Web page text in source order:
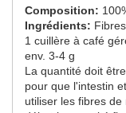
Composition:
Ingrédients:
1 cuillère à café
env. 3-4 g
La quantité doit
pour que l'intestin
utiliser les fibres